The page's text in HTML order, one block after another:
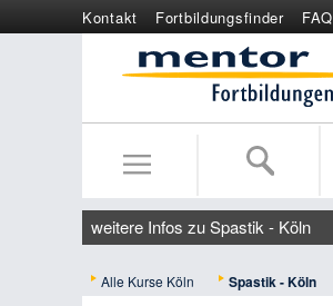
Kontakt Fortbildungsfinder
FAQ
Online anmelden
Wertgutschein
weitere Infos zu Spastik - Köln
Alle Kurse Köln Spastik - Köln